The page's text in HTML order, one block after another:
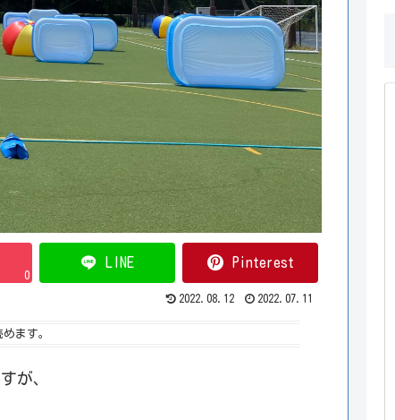
0
LINE Pinterest
2022.08.12 2022.07.11
めます。
が、